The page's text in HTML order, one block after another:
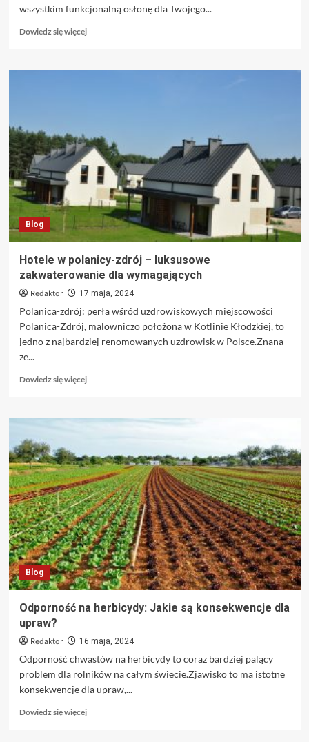
wszystkim funkcjonalną osłonę dla Twojego...
Dowiedz się więcejDowiedz
o
osłony
dla
twojego
domu
Blog
Hotele w polanicy-zdrój – luksusowe
zakwaterowanie dla wymagających
Redaktor 17 maja, 2024
Polanica-zdrój: perła wśród uzdrowiskowych miejscowości
Polanica-Zdrój, malowniczo położona w Kotlinie Kłodzkiej, to
jedno z najbardziej renomowanych uzdrowisk w Polsce.Znana
ze...
Dowiedz się więcejDowiedz
o
polanicy-
zdrój
–
luksusowe
zakwaterowanie
dla
wymagających
Blog
Odporność na herbicydy: Jakie są konsekwencje dla
upraw?
Redaktor 16 maja, 2024
Odporność chwastów na herbicydy to coraz bardziej palący
problem dla rolników na całym świecie.Zjawisko to ma istotne
konsekwencje dla upraw,...
Dowiedz się więcejDowiedz